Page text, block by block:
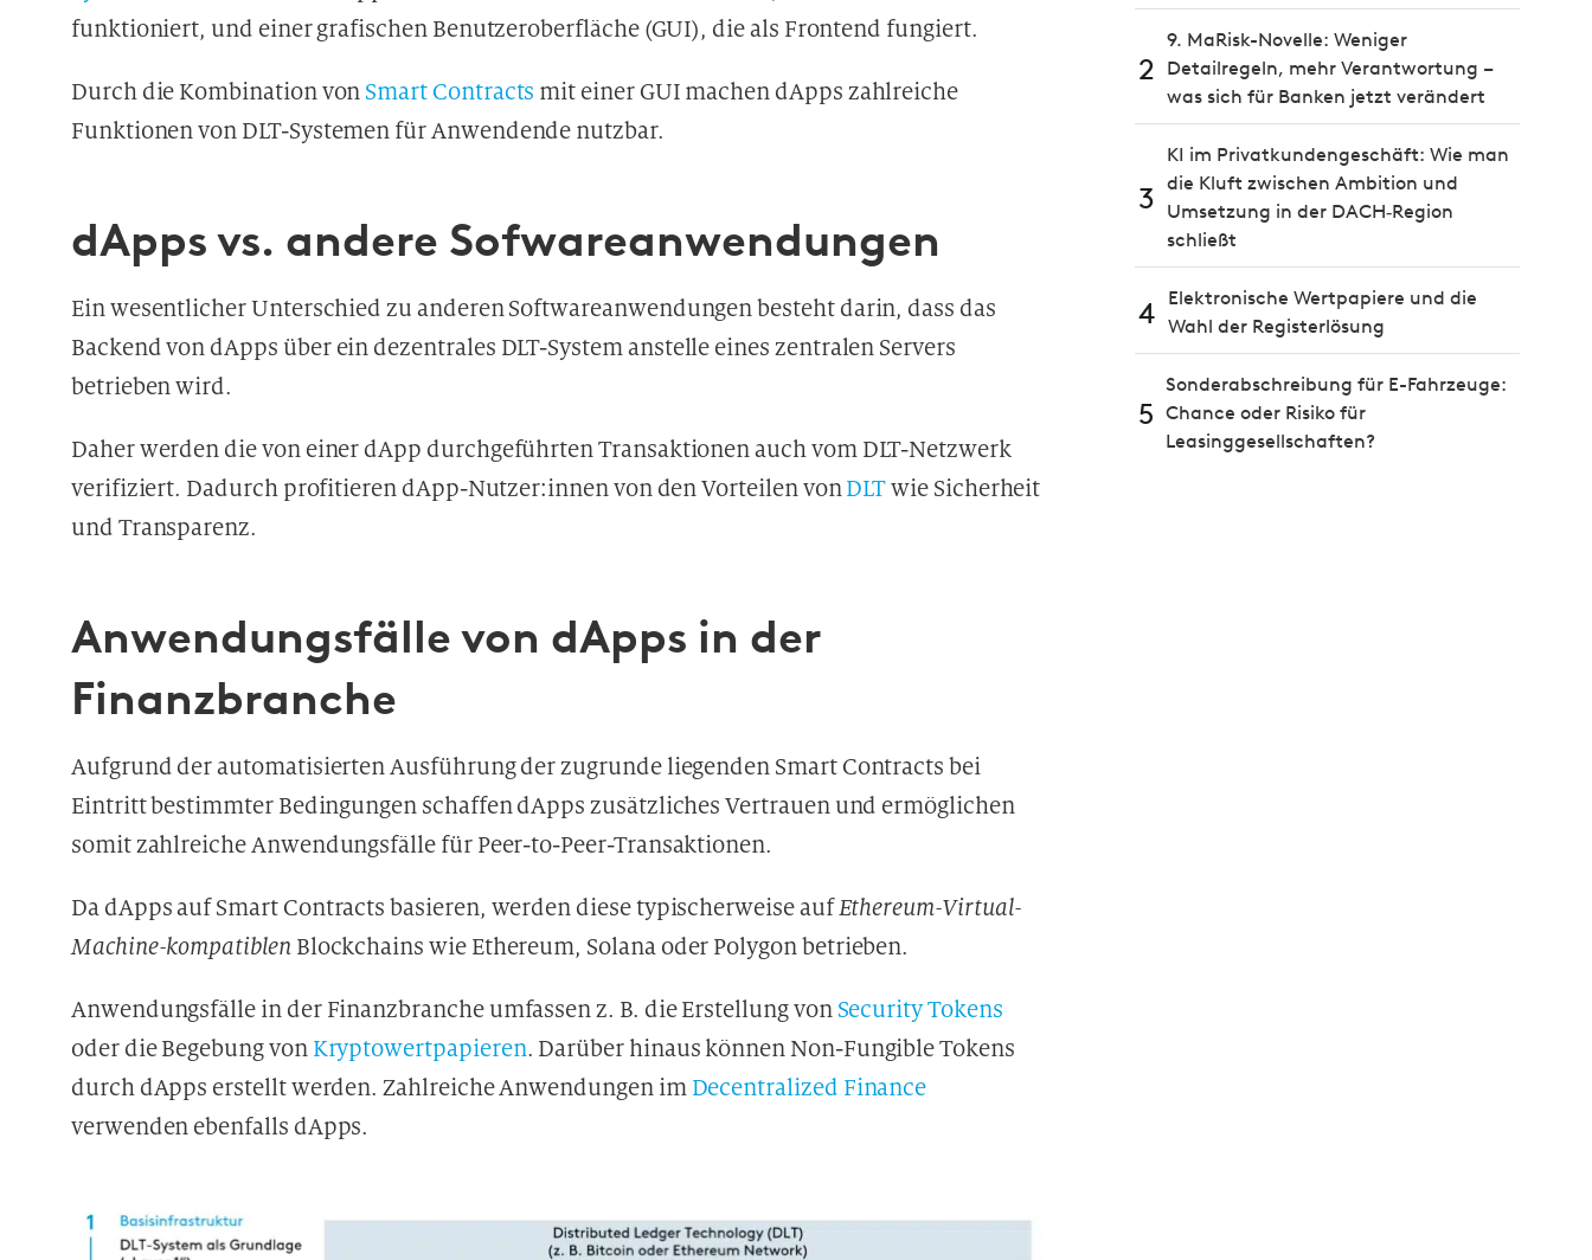
funktioniert, und einer grafischen Benutzeroberfläche (GUI), die als Frontend fungiert.
Durch die Kombination von Smart Contracts mit einer GUI machen dApps zahlreiche
Funktionen von DLT-Systemen für Anwendende nutzbar.
dApps vs. andere Sofwareanwendungen
Ein wesentlicher Unterschied zu anderen Softwareanwendungen besteht darin, dass das
Backend von dApps über ein dezentrales DLT-System anstelle eines zentralen Servers
betrieben wird.
Daher werden die von einer dApp durchgeführten Transaktionen auch vom DLT-Netzwerk
verifiziert. Dadurch profitieren dApp-Nutzer:innen von den Vorteilen vonDLTwie Sicherheit
und Transparenz.
Anwendungsfälle von dApps in der
Finanzbranche
Aufgrund der automatisierten Ausführung der zugrunde liegenden Smart Contracts bei
Eintritt bestimmter Bedingungen schaffen dApps zusätzliches Vertrauen und ermöglichen
somit zahlreiche Anwendungsfälle für Peer-to-Peer-Transaktionen.
Da dApps auf Smart Contracts basieren, werden diese typischerweise aufEthereum-Virtual-
Machine-kompatiblenBlockchains wie Ethereum, Solana oder Polygon betrieben.
Anwendungsfälle in der Finanzbranche umfassen z. B. die Erstellung von Security Tokens
oder die Begebung von Kryptowertpapieren. Darüber hinaus können Non-Fungible Tokens
durch dApps erstellt werden. Zahlreiche Anwendungen im Decentralized Finance
verwenden ebenfalls dApps.
2
9. MaRisk-Novelle: Weniger
Detailregeln, mehr Verantwortung –
was sich für Banken jetzt verändert
3
KI im Privatkundengeschäft: Wie man
die Kluft zwischen Ambition und
Umsetzung in der DACH‑Region
schließt
4
Elektronische Wertpapiere und die
Wahl der Registerlösung
5
Sonderabschreibung für E-Fahrzeuge:
Chance oder Risiko für
Leasinggesellschaften?